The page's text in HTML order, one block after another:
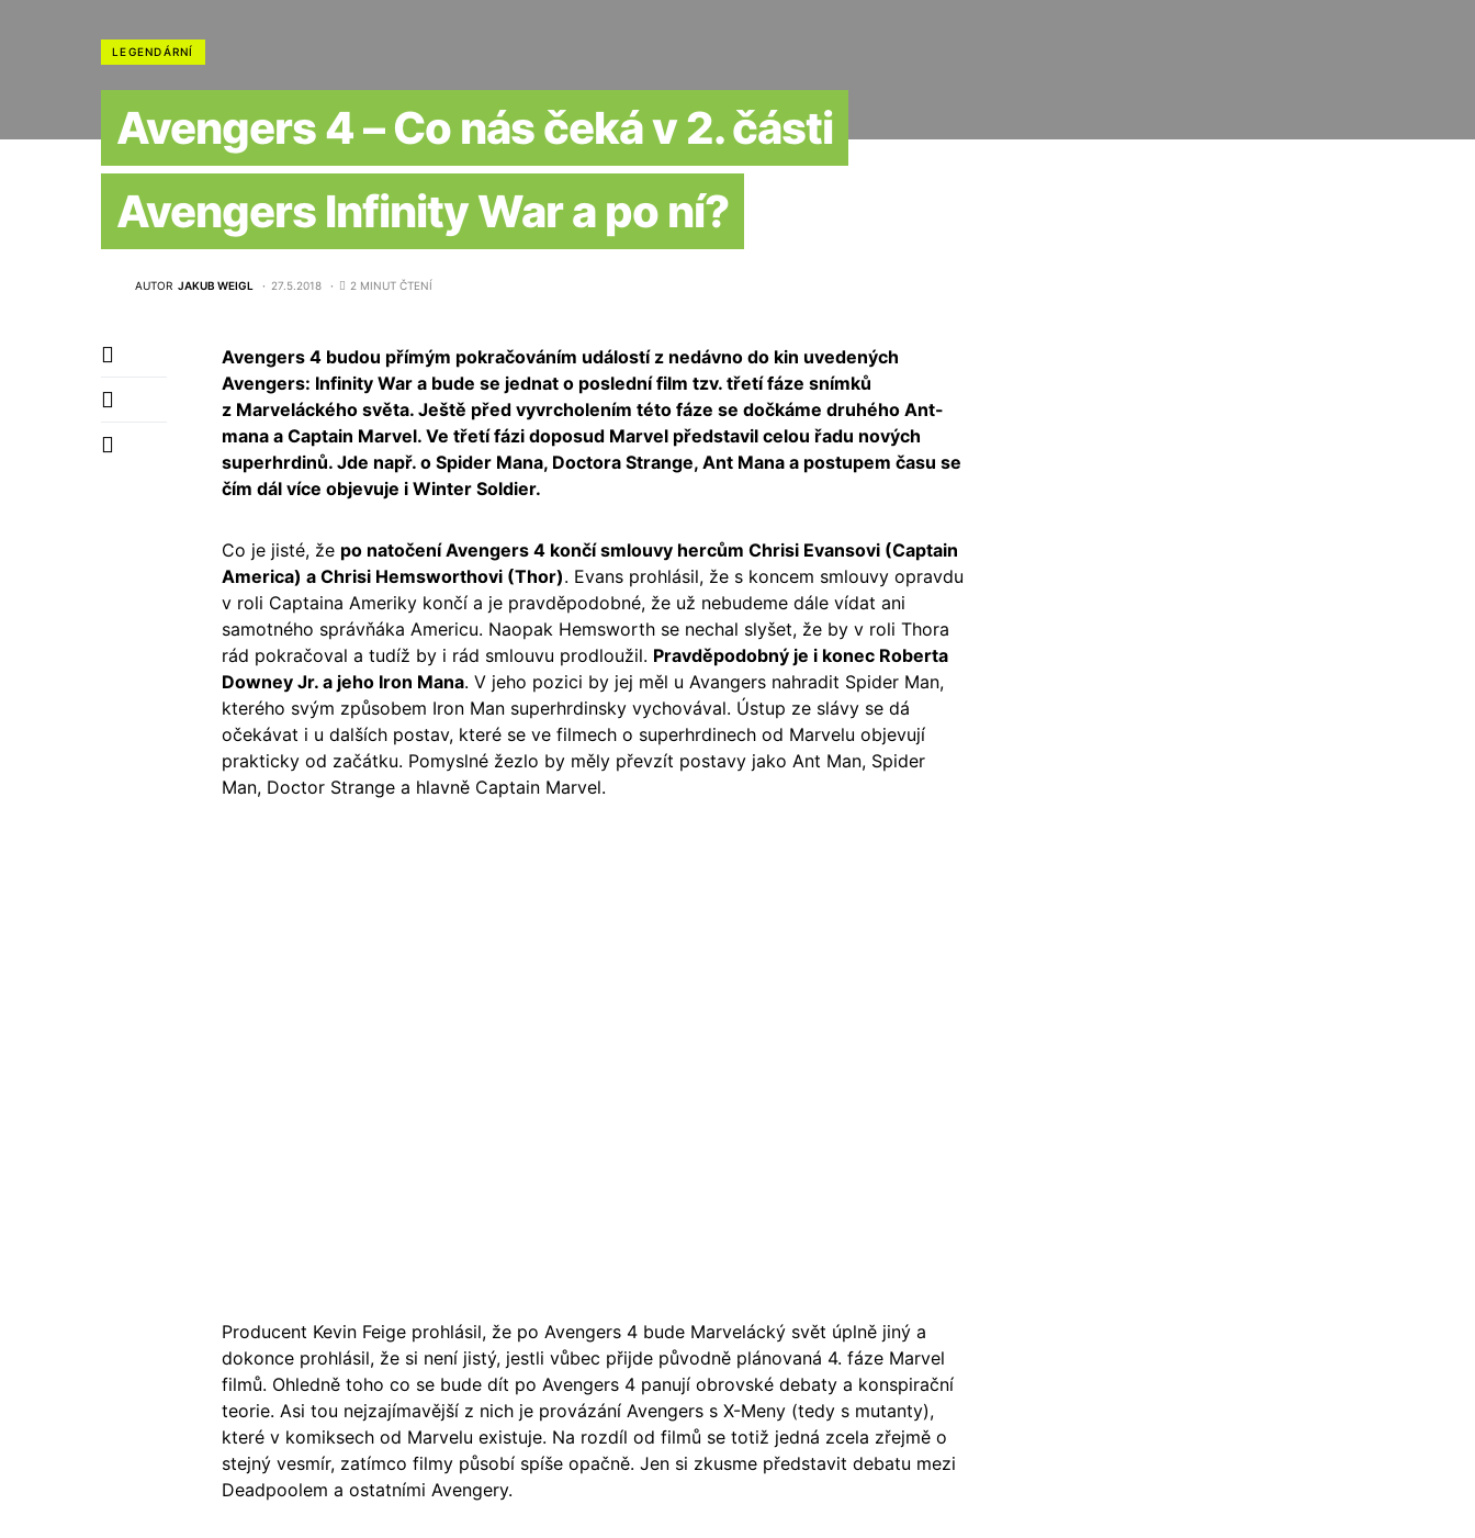
LEGENDÁRNÍ
Avengers 4 – Co nás čeká v 2. části
Avengers Infinity War a po ní?
AUTOR JAKUB WEIGL 27.5.2018 2 MINUT ČTENÍ
Avengers 4 budou přímým pokračováním událostí z nedávno do kin uvedených
Avengers: Infinity War a bude se jednat o poslední film tzv. třetí fáze snímků
z Marveláckého světa. Ještě před vyvrcholením této fáze se dočkáme druhého Ant-
mana a Captain Marvel. Ve třetí fázi doposud Marvel představil celou řadu nových
superhrdinů. Jde např. o Spider Mana, Doctora Strange, Ant Mana a postupem času se
čím dál více objevuje i Winter Soldier.
Co je jisté, že po natočení Avengers 4 končí smlouvy hercům Chrisi Evansovi (Captain
America) a Chrisi Hemsworthovi (Thor). Evans prohlásil, že s koncem smlouvy opravdu
v roli Captaina Ameriky končí a je pravděpodobné, že už nebudeme dále vídat ani
samotného správňáka Americu. Naopak Hemsworth se nechal slyšet, že by v roli Thora
rád pokračoval a tudíž by i rád smlouvu prodloužil. Pravděpodobný je i konec Roberta
Downey Jr. a jeho Iron Mana. V jeho pozici by jej měl u Avangers nahradit Spider Man,
kterého svým způsobem Iron Man superhrdinsky vychovával. Ústup ze slávy se dá
očekávat i u dalších postav, které se ve filmech o superhrdinech od Marvelu objevují
prakticky od začátku. Pomyslné žezlo by měly převzít postavy jako Ant Man, Spider
Man, Doctor Strange a hlavně Captain Marvel.
Producent Kevin Feige prohlásil, že po Avengers 4 bude Marvelácký svět úplně jiný a
dokonce prohlásil, že si není jistý, jestli vůbec přijde původně plánovaná 4. fáze Marvel
filmů. Ohledně toho co se bude dít po Avengers 4 panují obrovské debaty a konspirační
teorie. Asi tou nejzajímavější z nich je provázání Avengers s X-Meny (tedy s mutanty),
které v komiksech od Marvelu existuje. Na rozdíl od filmů se totiž jedná zcela zřejmě o
stejný vesmír, zatímco filmy působí spíše opačně. Jen si zkusme představit debatu mezi
Deadpoolem a ostatními Avengery.